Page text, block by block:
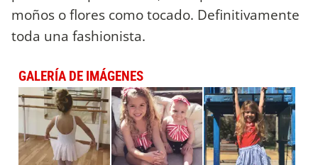
moños o flores como tocado. Definitivamente
toda una fashionista.
GALERÍA DE IMÁGENES